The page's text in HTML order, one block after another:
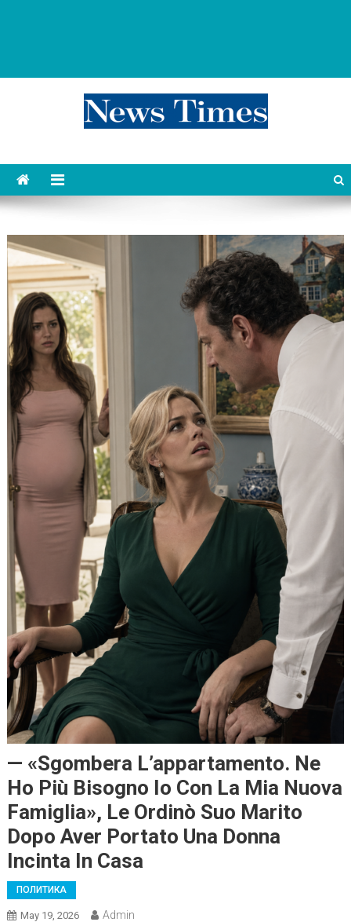
— «Sgombera L’appartamento. Ne
Ho Più Bisogno Io Con La Mia Nuova
Famiglia», Le Ordinò Suo Marito
Dopo Aver Portato Una Donna
Incinta In Casa
ПОЛИТИКА
May 19, 2026 Admin